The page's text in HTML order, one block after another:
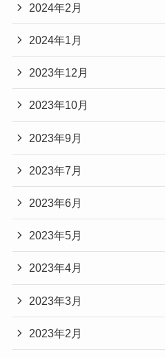
2024年2月
2024年1月
2023年12月
2023年10月
2023年9月
2023年7月
2023年6月
2023年5月
2023年4月
2023年3月
2023年2月